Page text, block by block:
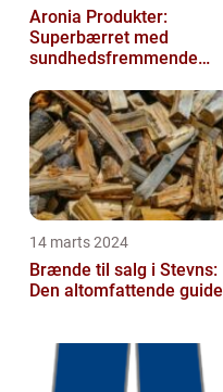
Aronia Produkter:
Superbærret med
sundhedsfremmende
14 marts 2024
Brænde til salg i Stevns:
Den altomfattende guide